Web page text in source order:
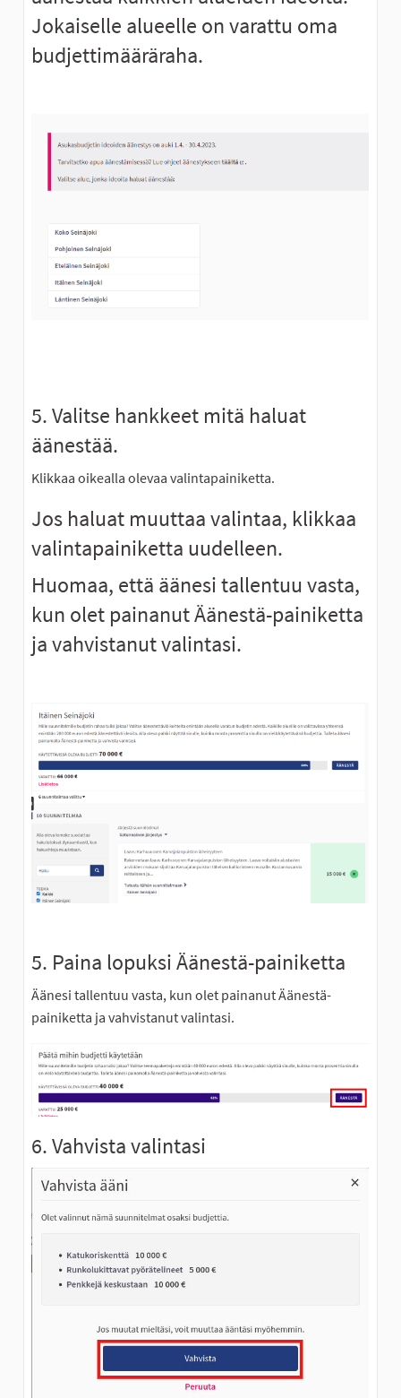
Jokaiselle alueelle on varattu oma
budjettimääräraha.
5. Valitse hankkeet mitä haluat
äänestää.
Klikkaa oikealla olevaa valintapainiketta.
Jos haluat muuttaa valintaa, klikkaa
valintapainiketta uudelleen.
Huomaa, että äänesi tallentuu vasta,
kun olet painanut Äänestä-painiketta
ja vahvistanut valintasi.
5. Paina lopuksi Äänestä-painiketta
Äänesi tallentuu vasta, kun olet painanut Äänestä-
painiketta ja vahvistanut valintasi.
6. Vahvista valintasi